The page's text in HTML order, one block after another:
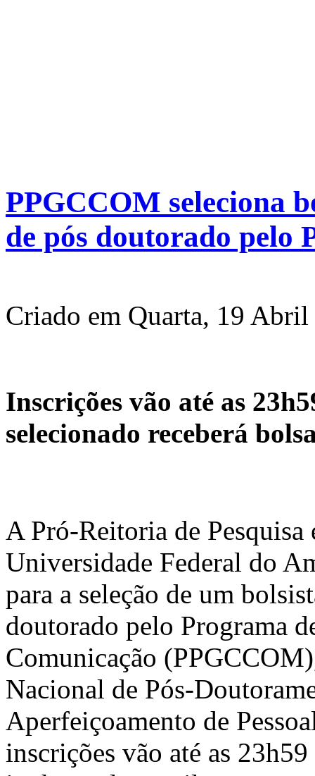
PPGCCOM seleciona
de pós doutorado pelo
Criado em Quarta, 19
Inscrições vão até as
selecionado receberá
A Pró-Reitoria de Pesquisa
Universidade Federal do
para a seleção de um
doutorado pelo Programa
Comunicação
Nacional de Pós-
Aperfeiçoamento de
inscrições vão até as